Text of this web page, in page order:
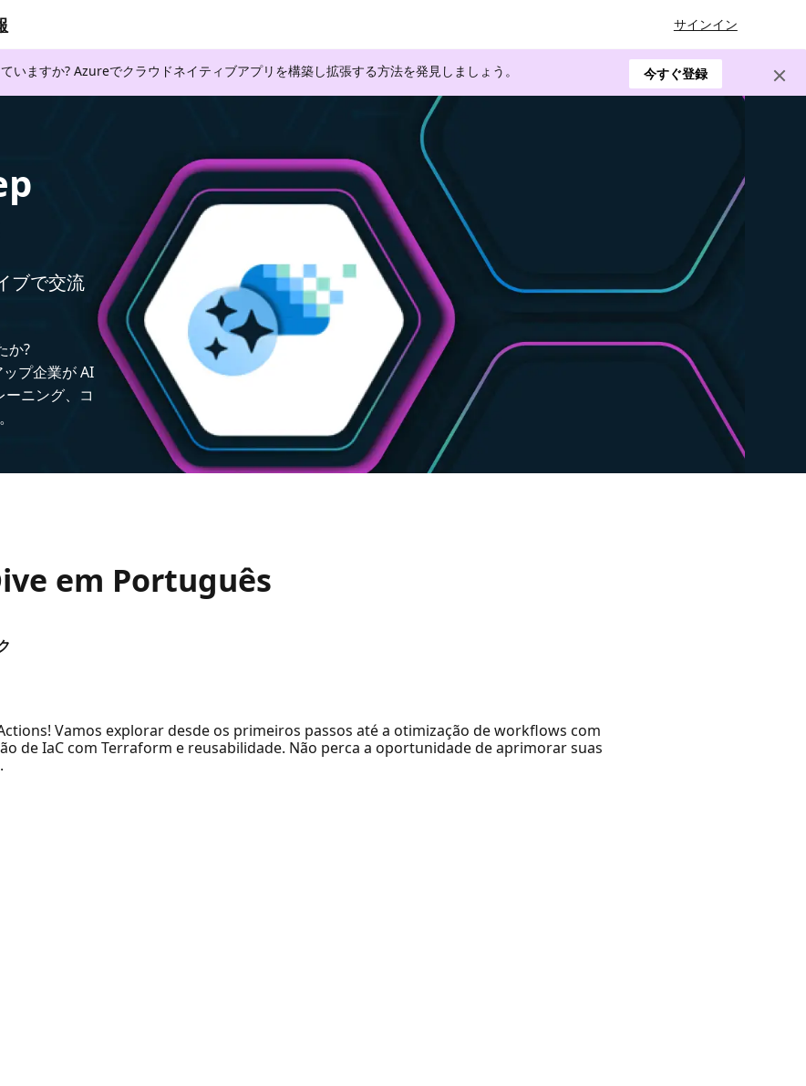
サインイン
いますか? Azureでクラウドネイティブアプリを構築し拡張する方法を発見しましょう。 今すぐ登録
ブで交流
か?
プ企業が AI
ニング、コ
em Português
Vamos explorar desde os primeiros passos até a otimização de workflows com
de IaC com Terraform e reusabilidade. Não perca a oportunidade de aprimorar suas